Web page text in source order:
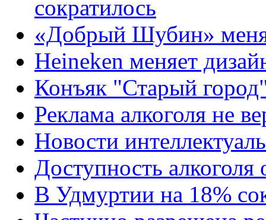
сократилось
«Добрый Шубин»
Heineken меняет
Конъяк "Старый
Реклама алкоголя не
Новости
Доступность алкоголя
В Удмуртии на 18%